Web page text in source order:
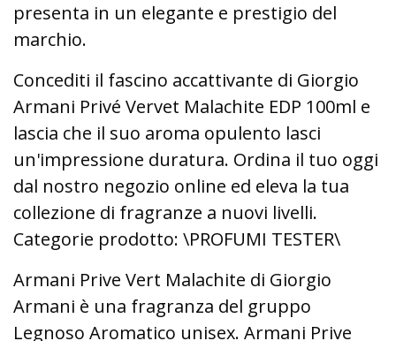
presenta in un elegante e prestigio del
marchio.
Concediti il fascino accattivante di Giorgio
Armani Privé Vervet Malachite EDP 100ml e
lascia che il suo aroma opulento lasci
un'impressione duratura. Ordina il tuo oggi
dal nostro negozio online ed eleva la tua
collezione di fragranze a nuovi livelli.
Categorie prodotto: \PROFUMI TESTER\
Armani Prive Vert Malachite di Giorgio
Armani è una fragranza del gruppo
Legnoso Aromatico unisex. Armani Prive